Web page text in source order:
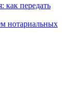
как передать
нотариальных